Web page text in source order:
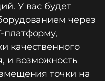
У вас будет
через
платформу,
качественного
и возможность
точки на